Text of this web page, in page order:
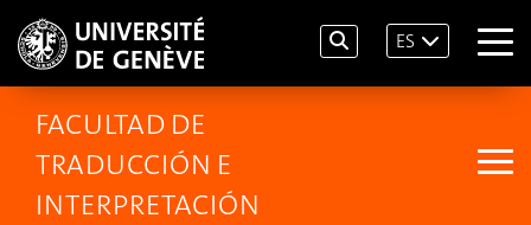
ES
FACULTAD DE
TRADUCCIÓN E
INTERPRETACIÓN